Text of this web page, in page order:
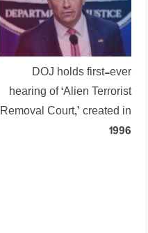
DOJ holds first-ever
hearing of ‘Alien Terrorist
Removal Court,’ created in
1996